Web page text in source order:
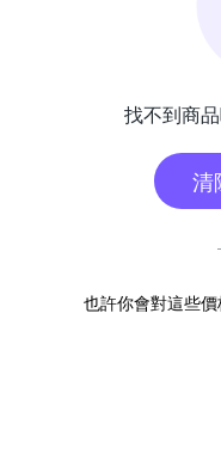
找不到商
清
也許你會對這些